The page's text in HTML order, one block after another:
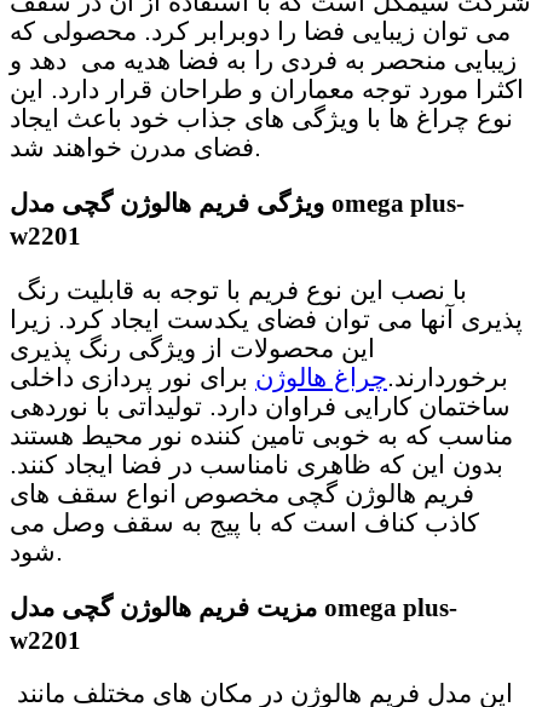
می توان زیبایی فضا را دوبرابر کرد. محصولی که
زیبایی منحصر به فردی را به فضا هدیه می دهد و
اکثرا مورد توجه معماران و طراحان قرار دارد. این
نوع چراغ ها با ویژگی های جذاب خود باعث ایجاد
فضای مدرن خواهند شد.
ویژگی omega plus-
w2201
پذیری آنها می توان فضای یکدست ایجاد کرد. زیرا
این محصولات از ویژگی رنگ پذیری
برخوردارند.چراغ هالوژن برای نور پردازی داخلی
ساختمان کارایی فراوان دارد. تولیداتی با نوردهی
مناسب که به خوبی تامین کننده نور محیط هستند
بدون این که ظاهری نامناسب در فضا ایجاد کنند.
فریم هالوژن گچی مخصوص انواع سقف های
کاذب کناف است که با پیج به سقف وصل می
شود.
مزیت omega plus-
w2201